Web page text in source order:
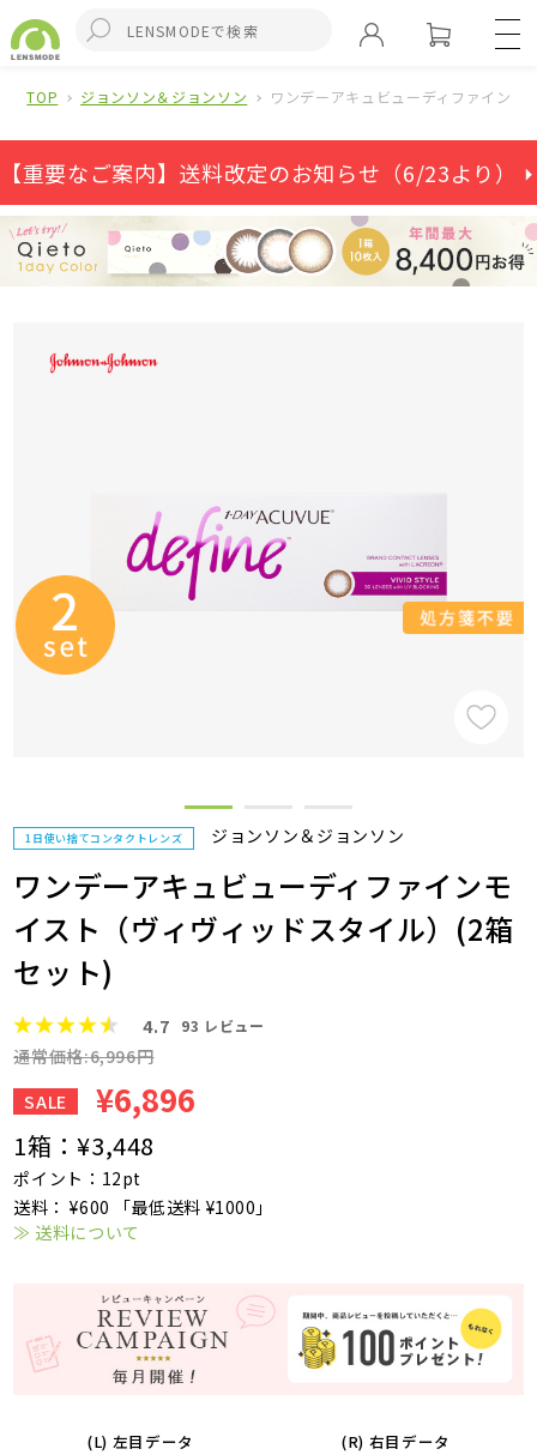
TOP ジョンソン＆ジョンソン ワンデーアキュビューディファイン
【重要なご案内】送料改定のお知らせ（6/23より） ⏵
1日使い捨てコンタクトレンズ ジョンソン＆ジョンソン
ワンデーアキュビューディファインモ
イスト（ヴィヴィッドスタイル）(2箱
セット)
4.7 93 レビュー
通常価格:6,996円
SALE
¥6,896
1箱：¥3,448
ポイント：12pt
送料： ¥600 「最低送料 ¥1000」
≫ 送料について
(L) 左目データ (R) 右目データ